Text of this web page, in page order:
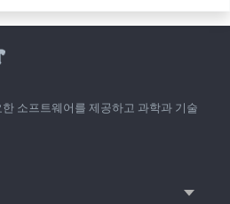
소프트웨어를 제공하고 과학과 기술